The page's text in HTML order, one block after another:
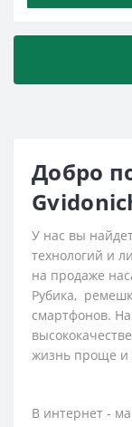
Добро
У нас вы
технологий и
на продаже
Рубика,
смартфонов.
жизнь проще и
В интернет -